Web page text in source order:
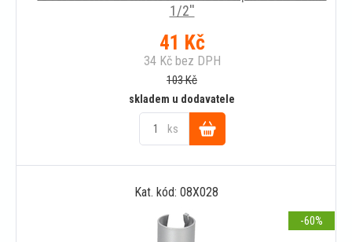
1/2''
41 Kč
34 Kčbez DPH
103Kč
skladem u dodavatele
ks
Do
košíku
Kat. kód: 08X028
-60